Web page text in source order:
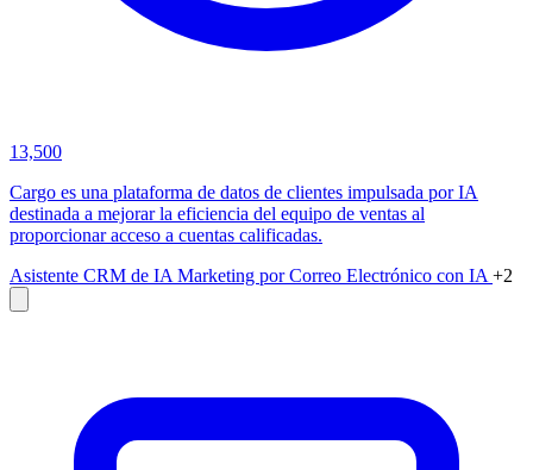
13,500
Cargo es una plataforma de datos de clientes impulsada por IA
destinada a mejorar la eficiencia del equipo de ventas al
proporcionar acceso a cuentas calificadas.
Asistente CRM de IA Marketing por Correo Electrónico con IA +2